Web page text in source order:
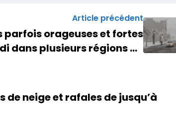
Article précédent
parfois orageuses et fortes
dans plusieurs régions du
de neige et rafales de jusqu’à